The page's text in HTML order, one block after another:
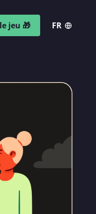
jeu 🎁 FR